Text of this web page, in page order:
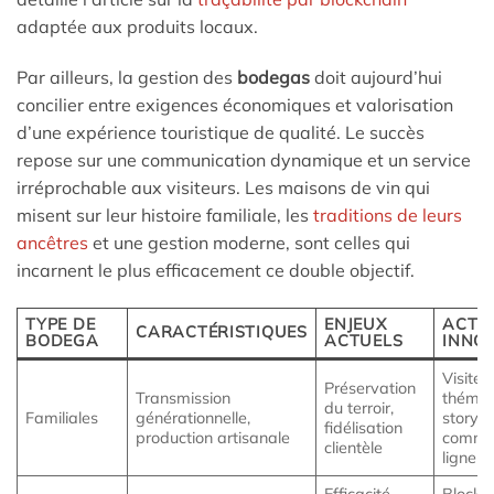
adaptée aux produits locaux.
Par ailleurs, la gestion des bodegas doit aujourd’hui
concilier entre exigences économiques et valorisation
d’une expérience touristique de qualité. Le succès
repose sur une communication dynamique et un service
irréprochable aux visiteurs. Les maisons de vin qui
misent sur leur histoire familiale, les traditions de leurs
ancêtres et une gestion moderne, sont celles qui
incarnent le plus efficacement ce double objectif.
TYPE DE
BODEGA
CARACTÉRISTIQUES
ENJEUX
ACTUELS
Familiales
Transmission
générationnelle,
production artisanale
Préservation
du terroir,
fidélisation
clientèle
Visites
ligne